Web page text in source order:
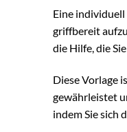
Eine
griffbereit
die Hilfe, die
Diese Vorlage
gewährleistet
indem Sie sich